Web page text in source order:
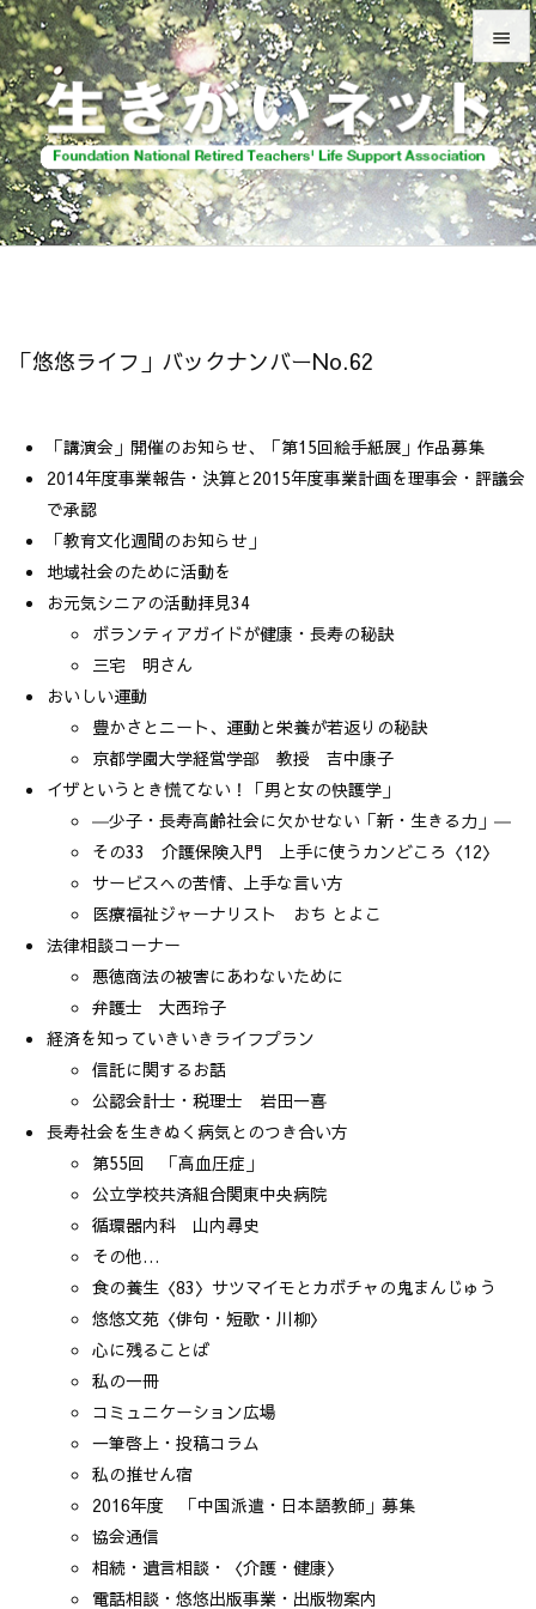


メニュ

前へ

次へ
「悠悠ライフ」バックナンバーNo.62
「講演会」開催のお知らせ、「第15回絵手紙展」作品募集
2014年度事業報告・決算と2015年度事業計画を理事会・評議会
で承認
「教育文化週間のお知らせ」
地域社会のために活動を
お元気シニアの活動拝見34
ボランティアガイドが健康・長寿の秘訣
三宅 明さん
おいしい運動
豊かさとニート、運動と栄養が若返りの秘訣
京都学園大学経営学部 教授 吉中康子
イザというとき慌てない！「男と女の快護学」
―少子・長寿高齢社会に欠かせない「新・生きる力」―
その33 介護保険入門 上手に使うカンどころ〈12〉
サービスへの苦情、上手な言い方
医療福祉ジャーナリスト おち とよこ
法律相談コーナー
悪徳商法の被害にあわないために
弁護士 大西玲子
経済を知っていきいきライフプラン
信託に関するお話
公認会計士・税理士 岩田一喜
長寿社会を生きぬく病気とのつき合い方
第55回 「高血圧症」
公立学校共済組合関東中央病院
循環器内科 山内尋史
その他…
食の養生〈83〉サツマイモとカボチャの鬼まんじゅう
悠悠文苑〈俳句・短歌・川柳〉
心に残ることば
私の一冊
コミュニケーション広場
一筆啓上・投稿コラム
私の推せん宿
2016年度 「中国派遣・日本語教師」募集
協会通信
相続・遺言相談・〈介護・健康〉
電話相談・悠悠出版事業・出版物案内